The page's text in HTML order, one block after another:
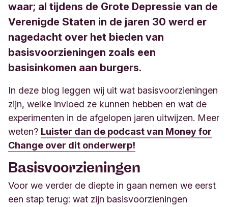
waar; al tijdens de Grote Depressie van de
Verenigde Staten in de jaren 30 werd er
nagedacht over het bieden van
basisvoorzieningen zoals een
basisinkomen aan burgers.
In deze blog leggen wij uit wat basisvoorzieningen
zijn, welke invloed ze kunnen hebben en wat de
experimenten in de afgelopen jaren uitwijzen. Meer
weten? Luister dan de podcast van Money for
Change over dit onderwerp!
Basisvoorzieningen
Voor we verder de diepte in gaan nemen we eerst
een stap terug: wat zijn basisvoorzieningen